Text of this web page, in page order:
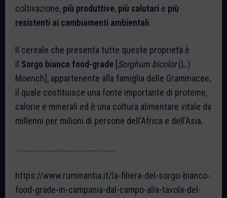
coltivazione, più produttive, più salutari e più
resistenti ai cambiamenti ambientali.
Il cereale che presenta tutte queste proprietà è
il Sorgo bianco food-grade [Sorghum bicolor(L.)
Moench], appartenente alla famiglia delle Graminacee,
il quale costituisce una fonte importante di proteine,
calorie e minerali ed è una coltura alimentare vitale da
millenni per milioni di persone dell’Africa e dell’Asia.
…………………………………………………..
https://www.ruminantia.it/la-filiera-del-sorgo-bianco-
food-grade-in-campania-dal-campo-alla-tavola-del-